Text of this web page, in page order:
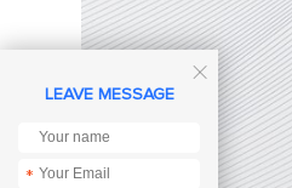

LEAVE MESSAGE
*